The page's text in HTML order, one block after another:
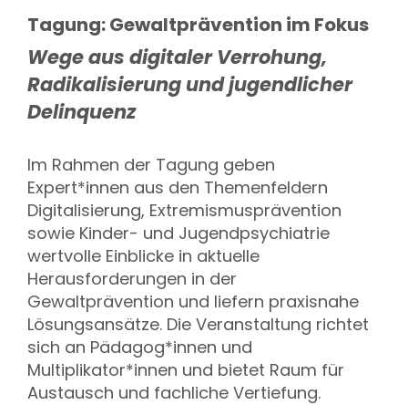
Tagung: Gewaltprävention im Fokus
Wege aus digitaler Verrohung,
Radikalisierung und jugendlicher
Delinquenz
Im Rahmen der Tagung geben
Expert*innen aus den Themenfeldern
Digitalisierung, Extremismusprävention
sowie Kinder- und Jugendpsychiatrie
wertvolle Einblicke in aktuelle
Herausforderungen in der
Gewaltprävention und liefern praxisnahe
Lösungsansätze. Die Veranstaltung richtet
sich an Pädagog*innen und
Multiplikator*innen und bietet Raum für
Austausch und fachliche Vertiefung.